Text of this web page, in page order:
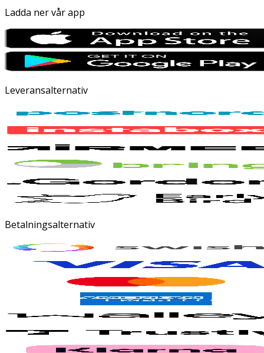
Ladda ner vår app
Leveransalternativ
Betalningsalternativ